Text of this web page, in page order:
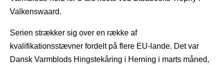
Valkenswaard.
Serien strækker sig over en række af
kvalifikationsstævner fordelt på flere EU-lande. Det var
Dansk Varmblods Hingstekåring i Herning i marts måned,